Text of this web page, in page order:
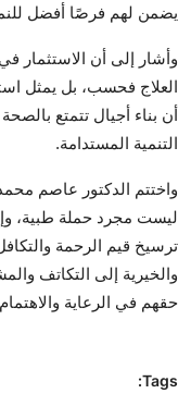
يضمن لهم فرصًا أفضل
وأشار إلى أن الاستثمار
العلاج فحسب، بل يمثل
أن بناء أجيال تتمتع
التنمية المستدامة.
واختتم الدكتور عاصم
ليست مجرد حملة طبية،
ترسيخ قيم الرحمة
والخيرية إلى التكاتف
حقهم في الرعاية
Tags: